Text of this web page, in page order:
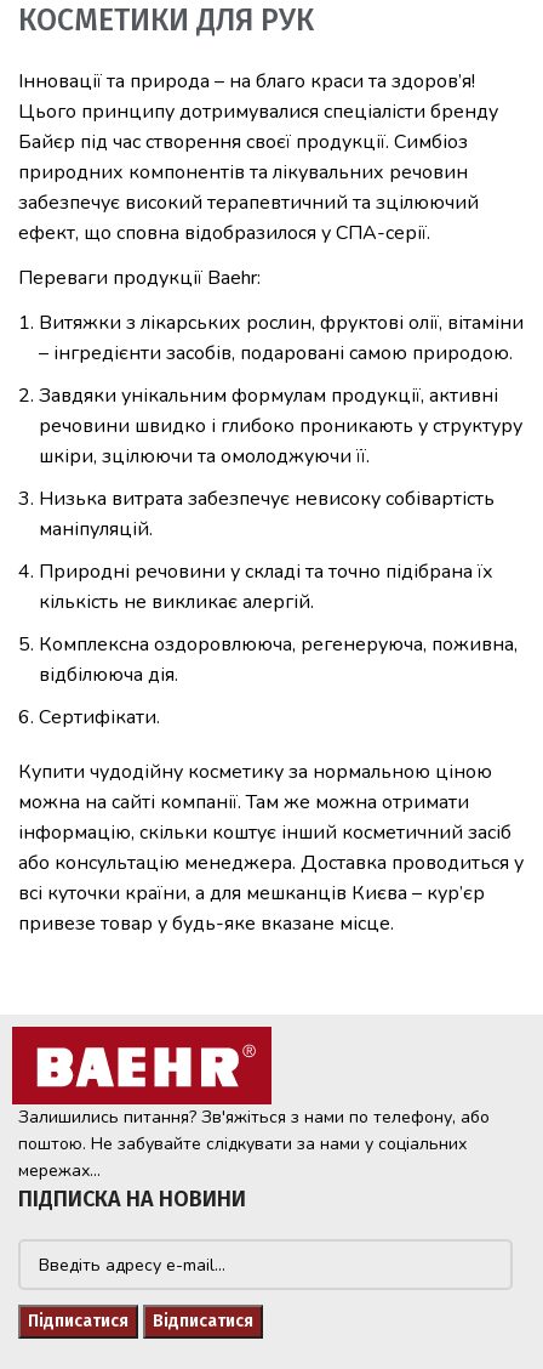
КОСМЕТИКИ ДЛЯ РУК
Інновації та природа – на благо краси та здоров’я!
Цього принципу дотримувалися спеціалісти бренду
Байєр під час створення своєї продукції. Симбіоз
природних компонентів та лікувальних речовин
забезпечує високий терапевтичний та зцілюючий
ефект, що сповна відобразилося у СПА-серії.
Переваги продукції Вaehr:
Витяжки з лікарських рослин, фруктові олії, вітаміни
– інгредієнти засобів, подаровані самою природою.
Завдяки унікальним формулам продукції, активні
речовини швидко і глибоко проникають у структуру
шкіри, зцілюючи та омолоджуючи її.
Низька витрата забезпечує невисоку собівартість
маніпуляцій.
Природні речовини у складі та точно підібрана їх
кількість не викликає алергій.
Комплексна оздоровлююча, регенеруюча, поживна,
відбілююча дія.
Сертифікати.
Купити чудодійну косметику за нормальною ціною
можна на сайті компанії. Там же можна отримати
інформацію, скільки коштує інший косметичний засіб
або консультацію менеджера. Доставка проводиться у
всі куточки країни, а для мешканців Києва – кур’єр
привезе товар у будь-яке вказане місце.
Залишились питання? Зв'яжіться з нами по телефону, або
поштою. Не забувайте слідкувати за нами у соціальних
мережах...
ПІДПИСКА НА НОВИНИ